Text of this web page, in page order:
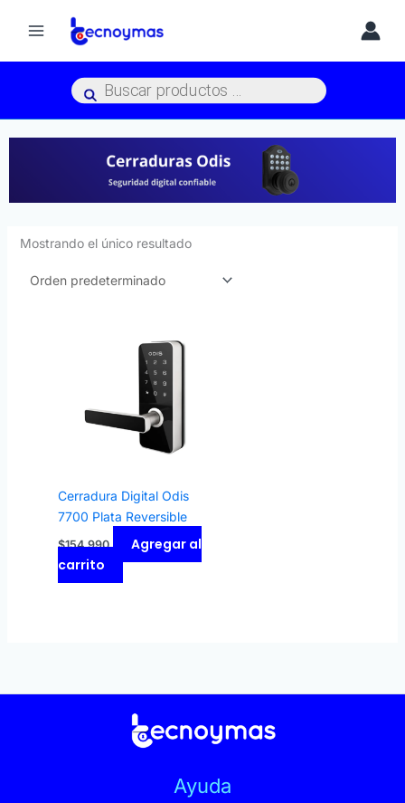
de
productos
Mostrando el único resultado
Cerradura Digital Odis
7700 Plata Reversible
$154.990
Agregar al
carrito
Ayuda